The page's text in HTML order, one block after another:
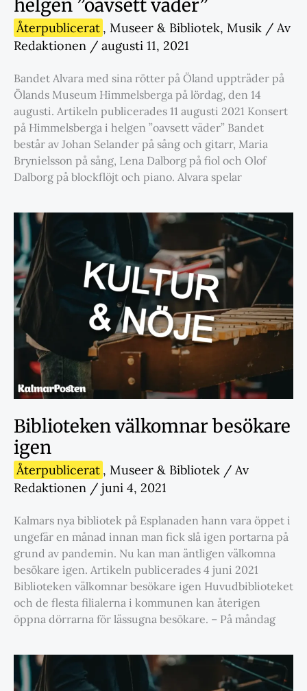
helgen ”oavsett väder”
Återpublicerat , Museer & Bibliotek, Musik / Av
Redaktionen / augusti 11, 2021
Bandet Alvara med sina rötter på Öland uppträder på
Ölands Museum Himmelsberga på lördag, den 14
augusti. Artikeln publicerades 11 augusti 2021 Konsert
på Himmelsberga i helgen ”oavsett väder” Bandet
består av Johan Selander på sång och gitarr, Maria
Brynielsson på sång, Lena Dalborg på fiol och Olof
Dalborg på blockflöjt och piano. Alvara spelar
Biblioteken välkomnar besökare
igen
Återpublicerat , Museer & Bibliotek / Av
Redaktionen / juni 4, 2021
Kalmars nya bibliotek på Esplanaden hann vara öppet i
ungefär en månad innan man fick slå igen portarna på
grund av pandemin. Nu kan man äntligen välkomna
besökare igen. Artikeln publicerades 4 juni 2021
Biblioteken välkomnar besökare igen Huvudbiblioteket
och de flesta filialerna i kommunen kan återigen
öppna dörrarna för lässugna besökare. – På måndag